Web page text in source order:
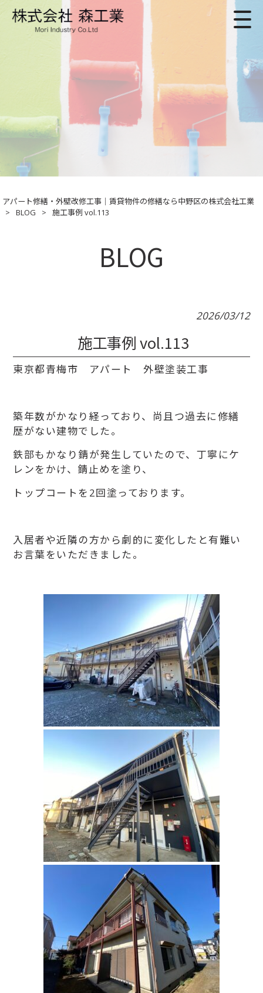
アパート修繕・外壁改修工事｜賃貸物件の修繕なら中野区の株式会社工業
>
BLOG > 施工事例 vol.113
BLOG
2026/03/12
施工事例 vol.113
東京都青梅市 アパート 外壁塗装工事
築年数がかなり経っており、尚且つ過去に修繕
歴がない建物でした。
鉄部もかなり錆が発生していたので、丁寧にケ
レンをかけ、錆止めを塗り、
トップコートを2回塗っております。
入居者や近隣の方から劇的に変化したと有難い
お言葉をいただきました。